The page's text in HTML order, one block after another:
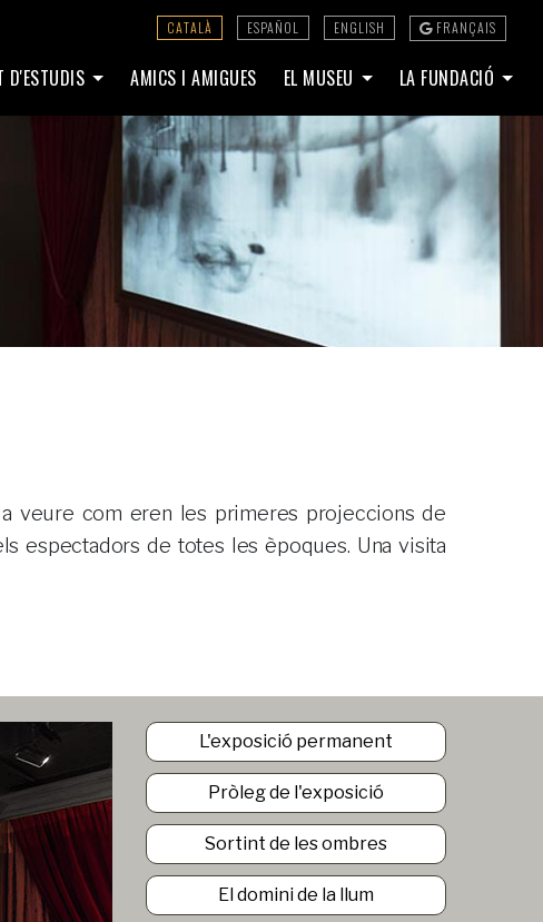
CATALÀ ESPAÑOL ENGLISH FRANÇAIS
D'ESTUDIS AMICS I AMIGUES EL MUSEU LA FUNDACIÓ
espectadors de totes les èpoques. Una visita
L'exposició permanent
Pròleg de l'exposició
Sortint de les ombres
El domini de la llum